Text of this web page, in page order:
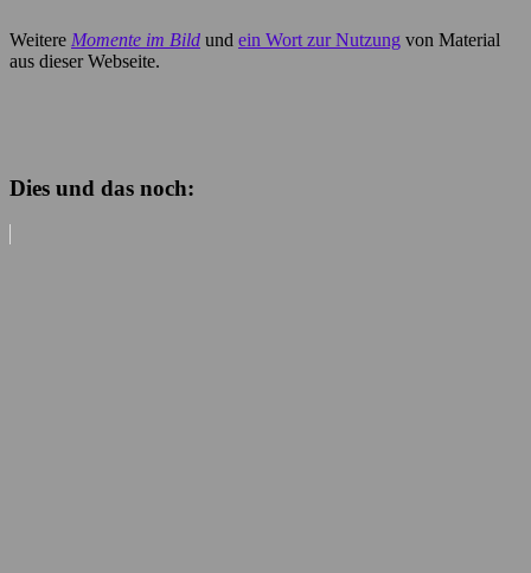
Weitere Momente im Bild und ein Wort zur Nutzung von Material
aus dieser Webseite.
Dies und das noch: